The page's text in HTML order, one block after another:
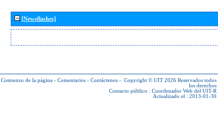
[Newsflashes]
Comienzo de la página - Comentarios - Contáctenos - Copyright © UIT 2026 Reservados todos
los derechos
Contacto público : Coordenador Web del UIT-R
Actualizado el : 2013-01-30